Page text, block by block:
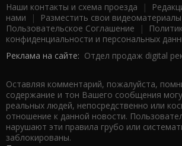
Наши контакты и схема проезда |
нами | Разместить свои видеоматериалы
Пользовательское Соглашение |
конфиденциальности и персональных
Реклама на сайте: Отдел продаж digital
Оставляя комментарий, пожалуйста,
содержание и тон Вашего сообщения
реальных людей, непосредственно или
отношение к данной новости.
нарушают эти правила грубо или
заблокированы.